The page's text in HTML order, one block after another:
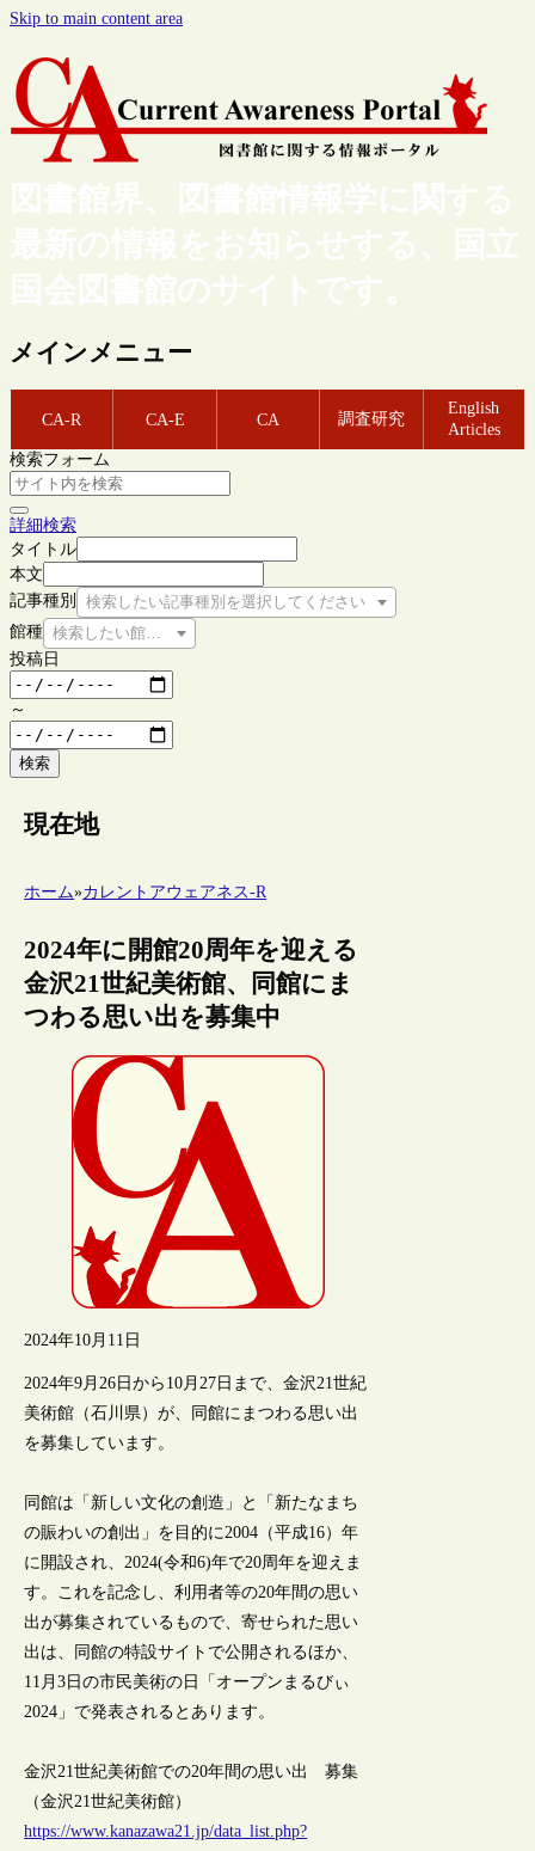
Skip to main content area
図書館界、図書館情報学に関する
最新の情報をお知らせする、国立
国会図書館のサイトです。
メインメニュー
CA-R CA-E CA 調査研究
English
Articles
検索フォーム
詳細検索
タイトル
本文
記事種別
検索したい記事種別を選択してください
館種 検索したい館種を選択してください
投稿日
～
検索
現在地
ホーム»カレントアウェアネス-R
2024年に開館20周年を迎える
金沢21世紀美術館、同館にま
つわる思い出を募集中
2024年10月11日
2024年9月26日から10月27日まで、金沢21世紀
美術館（石川県）が、同館にまつわる思い出
を募集しています。
同館は「新しい文化の創造」と「新たなまち
の賑わいの創出」を目的に2004（平成16）年
に開設され、2024(令和6)年で20周年を迎えま
す。これを記念し、利用者等の20年間の思い
出が募集されているもので、寄せられた思い
出は、同館の特設サイトで公開されるほか、
11月3日の市民美術の日「オープンまるびぃ
2024」で発表されるとあります。
金沢21世紀美術館での20年間の思い出 募集
（金沢21世紀美術館）
https://www.kanazawa21.jp/data_list.php?